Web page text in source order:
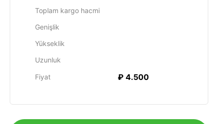
Toplam kargo hacmi
Genişlik
Yükseklik
Uzunluk
Fiyat ₽ 4.500